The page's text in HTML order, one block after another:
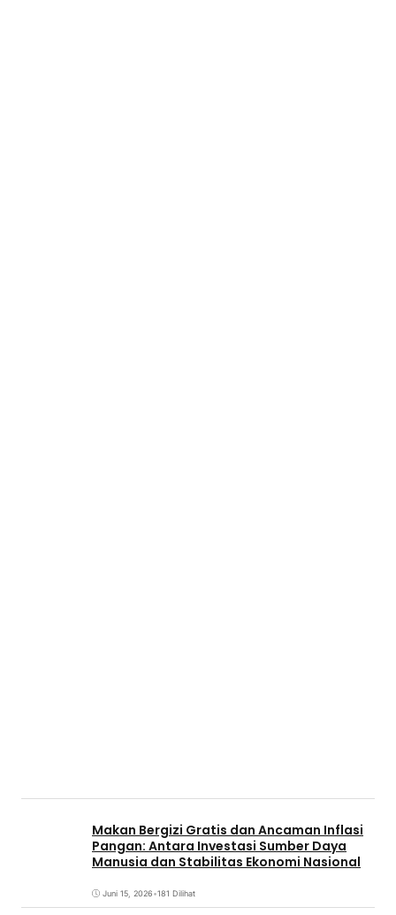
Makan Bergizi Gratis dan Ancaman Inflasi
Pangan: Antara Investasi Sumber Daya
Manusia dan Stabilitas Ekonomi Nasional
Juni 15, 2026•181 Dilihat